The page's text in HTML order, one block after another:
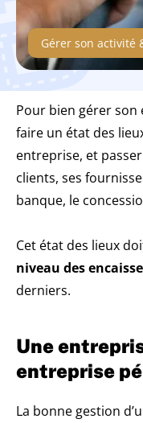
Gérer son activité
Pour bien gérer son
faire un état des
entreprise, et
clients, ses
banque, le
Cet état des lieux
niveau des
derniers.
Une
entreprise
La bonne gestion